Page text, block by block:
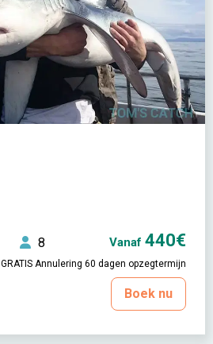
8 Vanaf 440€
GRATIS Annulering 60 dagen opzegtermijn
Boek nu